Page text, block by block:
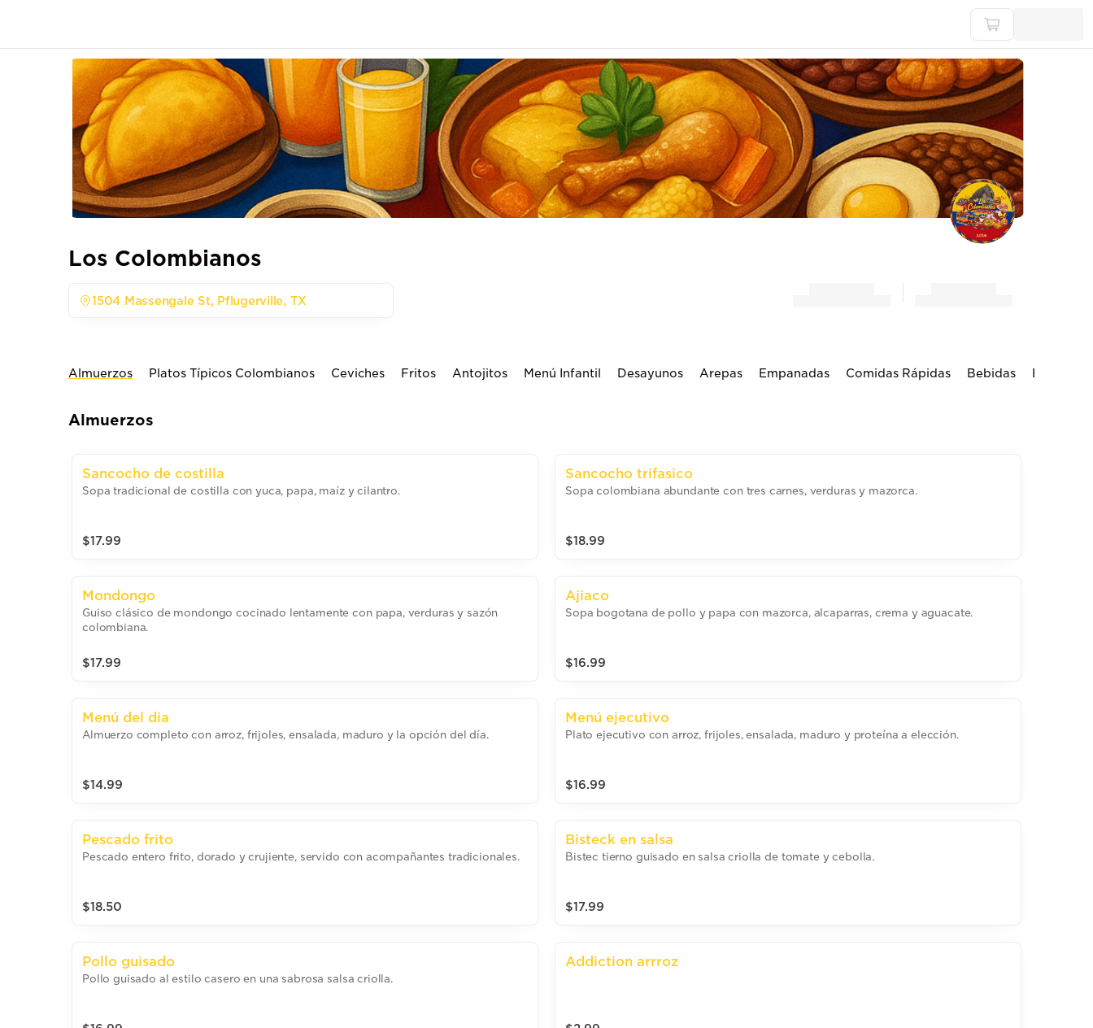
Los Colombianos
1504 Massengale St, Pflugerville, TX
Almuerzos Platos Típicos Colombianos Ceviches Fritos Antojitos Menú Infantil Desayunos Arepas Empanadas Comidas Rápidas Bebidas Bebidas
Almuerzos
Sancocho de costilla
Sopa tradicional de costilla con yuca, papa, maíz y cilantro.
$17.99
Sancocho trifasico
Sopa colombiana abundante con tres carnes, verduras y mazorca.
$18.99
Mondongo
Guiso clásico de mondongo cocinado lentamente con papa, verduras y sazón
colombiana.
$17.99
Ajiaco
Sopa bogotana de pollo y papa con mazorca, alcaparras, crema y aguacate.
$16.99
Menú del dia
Almuerzo completo con arroz, frijoles, ensalada, maduro y la opción del día.
$14.99
Menú ejecutivo
Plato ejecutivo con arroz, frijoles, ensalada, maduro y proteína a elección.
$16.99
Pescado frito
Pescado entero frito, dorado y crujiente, servido con acompañantes tradicionales.
$18.50
Bisteck en salsa
Bistec tierno guisado en salsa criolla de tomate y cebolla.
$17.99
Pollo guisado
Pollo guisado al estilo casero en una sabrosa salsa criolla.
Addiction arrroz